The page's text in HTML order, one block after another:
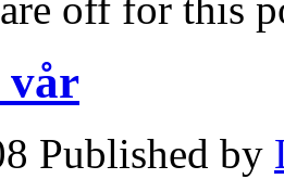
vår
Published by